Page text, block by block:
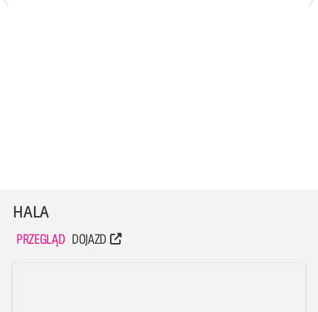
HALA
PRZEGLĄD DOJAZD